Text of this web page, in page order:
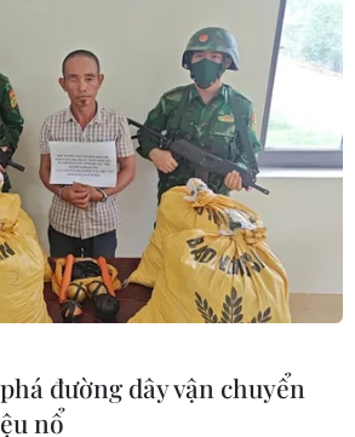
phục vụ Kỳ thi tốt nghiệp
tượng Thủy văn Quốc gia cho
ra Kỳ thi tốt nghiệp Trung học
đường dây vận chuyển
nổ